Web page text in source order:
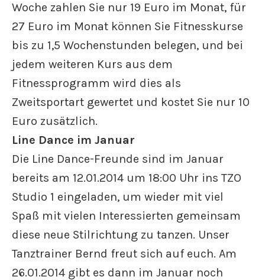
Woche zahlen Sie nur 19 Euro im Monat, für
27 Euro im Monat können Sie Fitnesskurse
bis zu 1,5 Wochenstunden belegen, und bei
jedem weiteren Kurs aus dem
Fitnessprogramm wird dies als
Zweitsportart gewertet und kostet Sie nur 10
Euro zusätzlich.
Line Dance im Januar
Die Line Dance-Freunde sind im Januar
bereits am 12.01.2014 um 18:00 Uhr ins TZO
Studio 1 eingeladen, um wieder mit viel
Spaß mit vielen Interessierten gemeinsam
diese neue Stilrichtung zu tanzen. Unser
Tanztrainer Bernd freut sich auf euch. Am
26.01.2014 gibt es dann im Januar noch